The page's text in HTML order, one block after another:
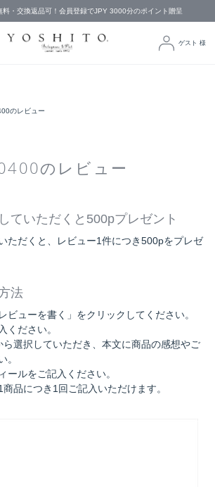
料・交換返品可！会員登録でJPY 3000分のポイント贈呈
ゲスト 様
のレビュー
のレビュー
ていただくと500pプレゼント
ただくと、レビュー1件につき500pをプレゼ
法
ビューを書く」をクリックしてください。
ください。
選択していただき、本文に商品の感想やご
。
ールをご記入ください。
品につき1回ご記入いただけます。